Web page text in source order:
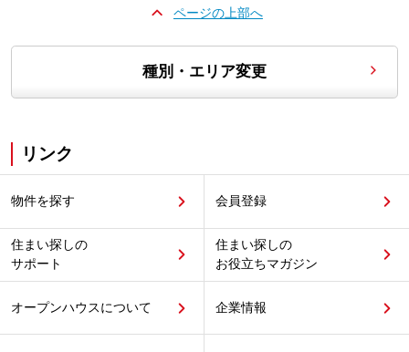
ページの上部へ
種別・エリア変更
リンク
物件を探す 会員登録
住まい探しの
サポート
住まい探しの
お役立ちマガジン
オープンハウスについて 企業情報